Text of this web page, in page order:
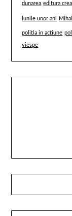
dunarea editura
lunile unor ani Mihail
politia in actiune
viespe